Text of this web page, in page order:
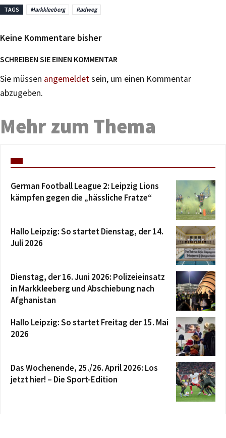
TAGS Markkleeberg Radweg
Keine Kommentare bisher
SCHREIBEN SIE EINEN KOMMENTAR
Sie müssen angemeldetsein, um einen Kommentar
abzugeben.
Mehr zum Thema
German Football League 2: Leipzig Lions
kämpfen gegen die „hässliche Fratze“
Hallo Leipzig: So startet Dienstag, der 14.
Juli 2026
Dienstag, der 16. Juni 2026: Polizeieinsatz
in Markkleeberg und Abschiebung nach
Afghanistan
Hallo Leipzig: So startet Freitag der 15. Mai
2026
Das Wochenende, 25./26. April 2026: Los
jetzt hier! – Die Sport-Edition